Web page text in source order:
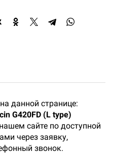
данной странице:
G420FD (L type)
сайте по доступной
через заявку,
звонок.